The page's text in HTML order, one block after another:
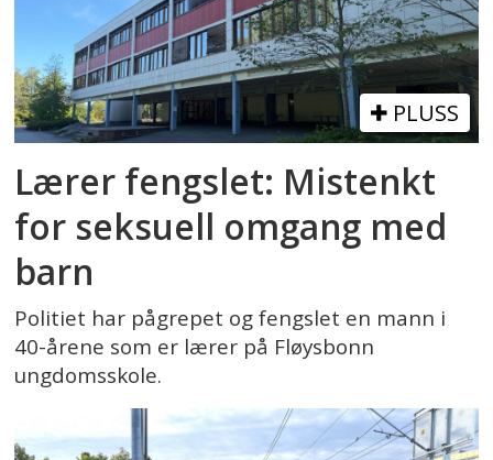
PLUSS
Lærer fengslet: Mistenkt
for seksuell omgang med
barn
Politiet har pågrepet og fengslet en mann i
40-årene som er lærer på Fløysbonn
ungdomsskole.